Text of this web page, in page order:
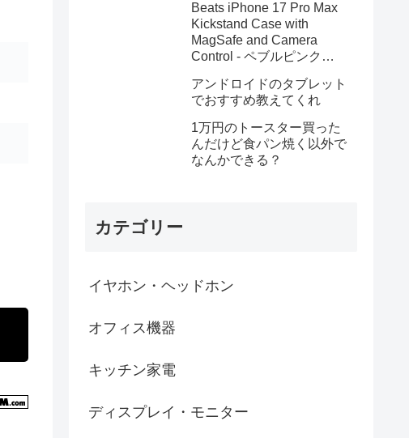
Beats iPhone 17 Pro Max
Kickstand Case with
MagSafe and Camera
Control - ペブルピンク
アンドロイドのタブレット
でおすすめ教えてくれ
1万円のトースター買った
んだけど食パン焼く以外で
なんかできる？
カテゴリー
イヤホン・ヘッドホン
オフィス機器
キッチン家電
ディスプレイ・モニター